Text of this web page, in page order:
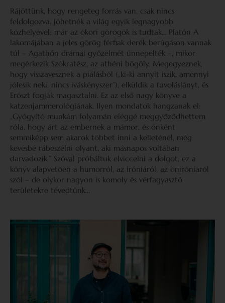
Rájöttünk, hogy rengeteg forrás van, csak nincs
feldolgozva. Jöhetnék a világ egyik legnagyobb
közhelyével: már az ókori görögök is tudták… Platón A
lakomájában a jeles görög férfiak derék berúgáson vannak
túl – Agathón drámai győzelmét ünnepelték –, mikor
megérkezik Szókratész, az athéni bögöly. Megegyeznek,
hogy visszavesznek a piálásból („ki-ki annyit iszik, amennyi
jólesik neki, nincs iváskényszer”), elküldik a fuvoláslányt, és
Erószt fogják magasztalni. Ez az első nagy könyve a
katzenjammerológiának. Ilyen mondatok hangzanak el:
„Gyógyító munkám folyamán eléggé meggyőződhettem
róla, hogy árt az embernek a mámor, és önként
semmiképp sem akarok többet inni a kelleténél, még
kevésbé rábeszélni olyant, aki másnapos voltában
darvadozik.” Szóval próbáltuk elviccelni a dolgot, ez a
könyv alapvetően a humorról, az iróniáról, az öniróniáról
szól – de olykor nagyon is komoly és vérfagyasztó
területekre tévedtünk…